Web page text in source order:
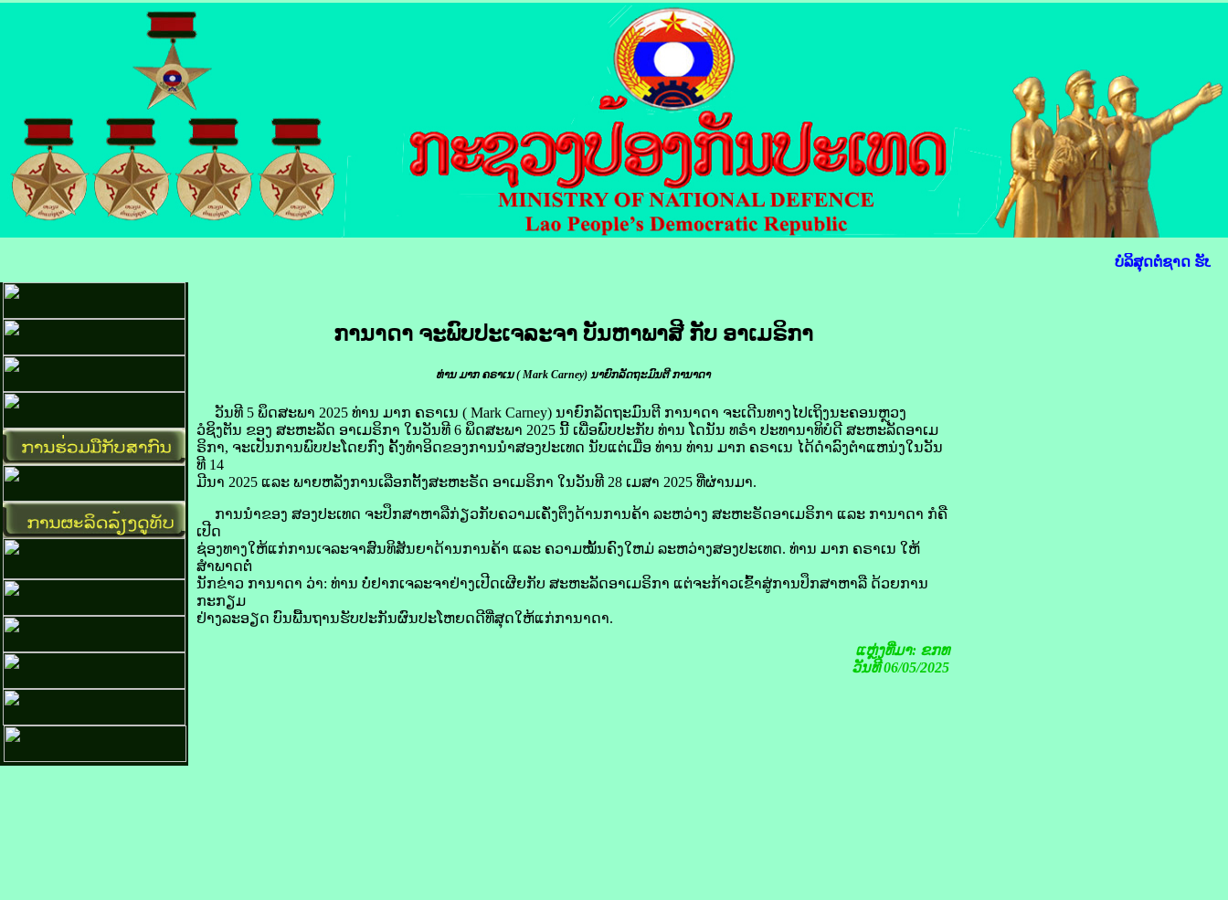
ບໍລິສຸດຕໍ່ຊາດ ຮັບໃ
ກາ​ນາ​ດາ ຈະ​ພົບ​ປະ​ເຈລະຈາ ບັນຫາ​ພາສີ ກັບ ອາ​ເມ​ຣິ​ກາ
ທ່ານ ມາກ ຄຣາ​ເນ ( Mark Carney) ນາຍົກລັດຖະມົນຕີ ກາ​ນາ​ດາ
ວັນ​ທີ 5 ພຶດສະພາ 2025 ທ່ານ ມາກ ຄຣາ​ເນ ( Mark Carney) ນາຍົກລັດຖະມົນຕີ ກາ​ນາ​ດາ ຈະ​ເດີນທາງ​ໄປ​ເຖິງ​ນະຄອນຫຼວງ
ວໍ​ຊິງ​ຕັນ ຂອງ ສະຫະລັດ ອາ​ເມ​ຣິ​ກາ ໃນ​ວັນ​ທີ 6 ພຶດສະພາ 2025 ນີ້ ເພື່ອ​ພົບ​ປະ​ກັບ ທ່ານ ໂດ​ນັນ ທຣຳ ປະທານາທິບໍດີ ສະຫະລັດອາ​ເມ​
ຣິ​ກາ, ຈະ​ເປັນ​ການ​ພົບ​ປະ​ໂດຍ​ກົງ​ ຄັ້ງ​ທຳ​ອິດ​ຂອງ​ການ​ນຳ​ສອງ​ປະເທດ ນັບ​ແຕ່​ເມື່ອ ທ່ານ ທ່ານ ມາກ ຄຣາ​ເນ ໄດ້ດຳລົງ​ຕຳແຫນ່ງ​ໃນ​ວັນ​
ທີ 14
ມີນາ 2025 ແລະ ພາຍຫລັງ​ການ​ເລືອກ​ຕັ້ງ​ສະຫະ​ຣັດ ອາ​ເມ​ຣິ​ກາ ໃນ​ວັນ​ທີ 28 ເມສາ 2025 ທີ່​ຜ່ານ​ມາ.
ການ​ນຳ​ຂອງ ສອງ​ປະເທດ ຈະ​ປຶກສາ​ຫາລື​ກ່ຽວ​ກັບ​ຄວາມ​ເຄັ່່ງ​ຕຶງ​ດ້ານ​ການ​ຄ້າ ລະຫວ່າງ ສະຫະ​ຣັດອາ​ເມ​ຣິ​ກາ ແລະ ກາ​ນາ​ດາ ກໍ​ຄື
ເປີດ
​ຊ່ອງ​ທາງ​ໃຫ້​ແກ່​ການ​ເຈລະຈາ​ສົນທິສັນຍາ​ດ້ານ​ການ​ຄ້າ ແລະ ຄວາມ​ໝັ້ນຄົງ​ໃຫມ່ ລະຫວ່າງ​ສອງ​ປະເທດ. ທ່ານ ມາກ ຄຣາ​ເນ ໃຫ້​
ສຳພາດ​ຕໍ່​
ນັກ​ຂ່າວ ກາ​ນາ​ດາ ວ່າ: ທ່ານ ບໍ່​ຢາກ​ເຈລະຈາ​ຢ່າງ​ເປີດເຜີຍ​ກັບ ສະຫະລັດອາ​ເມ​ຣິ​ກາ ແຕ່​ຈະ​ກ້າວ​ເຂົ້າ​ສູ່​ການ​ປຶກສາ​ຫາລື ດ້ວຍ​ການ​
ກະກຽມ​
ຢ່າງ​ລະອຽດ ບົນ​ພື້ນຖານ​ຮັບປະກັນ​ຜົນ​ປະໂຫຍດ​ດີ​ທີ່​ສຸດ​ໃຫ້​ແກ່ກາ​ນາ​ດາ.
ແຫຼ່ງທີ່ມາ: ຂກທ
ວັນທີ 06/05/2025